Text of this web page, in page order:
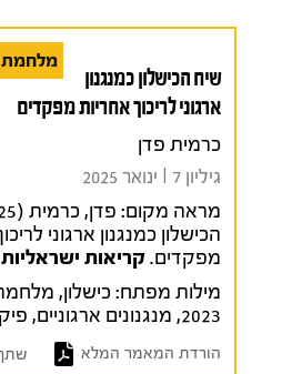
מלחמת
שיח הכישלון כמנגנון
ארגוני לריכוך אחריות מפקדים
כרמית פדן
גיליון 7 I ינואר 2025
מראה מקום:
הכישלון כמנגנון ארגוני
מפקדים.קריאות ישראליות
מילות מפתח:כישלון,
2023
, מנגנונים ארגוניים,
הורדת המאמר המלא